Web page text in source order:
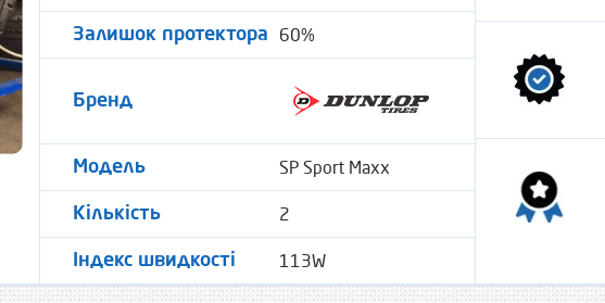
Залишок протектора 60%
Бренд
Модель SP Sport Maxx
Кількість 2
Індекс швидкості 113W